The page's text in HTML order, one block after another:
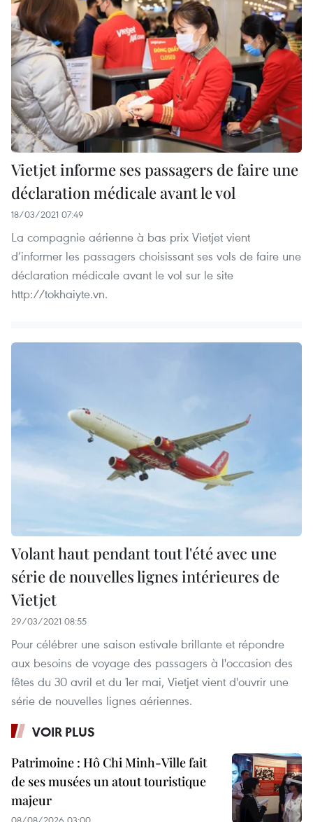
Vietjet informe ses passagers de faire une
déclaration médicale avant le vol
18/03/2021 07:49
La compagnie aérienne à bas prix Vietjet vient
d’informer les passagers choisissant ses vols de faire une
déclaration médicale avant le vol sur le site
http://tokhaiyte.vn.
Volant haut pendant tout l'été avec une
série de nouvelles lignes intérieures de
Vietjet
29/03/2021 08:55
Pour célébrer une saison estivale brillante et répondre
aux besoins de voyage des passagers à l'occasion des
fêtes du 30 avril et du 1er mai, Vietjet vient d'ouvrir une
série de nouvelles lignes aériennes.
VOIR PLUS
Patrimoine : Hô Chi Minh-Ville fait
de ses musées un atout touristique
majeur